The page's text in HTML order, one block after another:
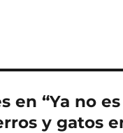
en “Ya no
y gatos